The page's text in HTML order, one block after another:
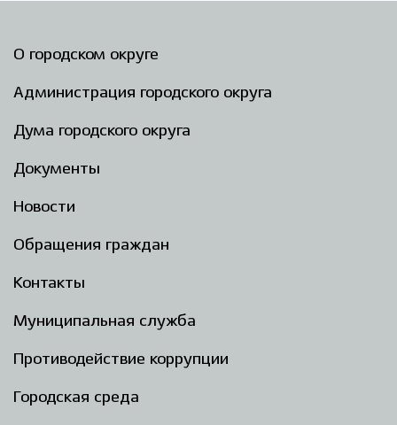
О городском округе
Администрация городского округа
Дума городского округа
Документы
Новости
Обращения граждан
Контакты
Муниципальная служба
Противодействие коррупции
Городская среда